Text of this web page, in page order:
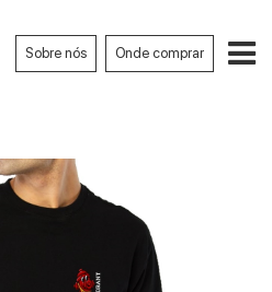
Sobre nós Onde comprar